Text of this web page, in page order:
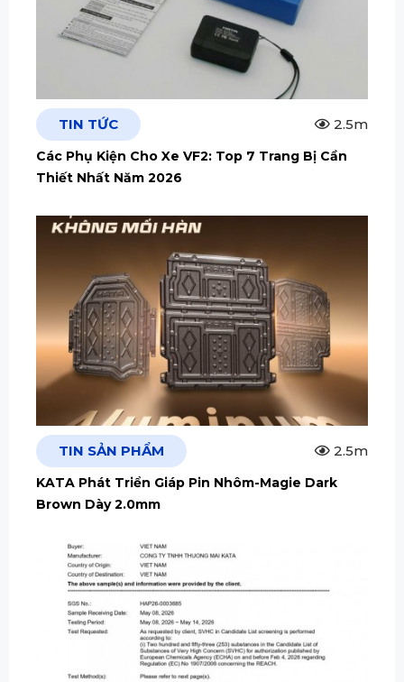
TIN TỨC 2.5m
Các Phụ Kiện Cho Xe VF2: Top 7 Trang Bị Cần
Thiết Nhất Năm 2026
TIN SẢN PHẨM 2.5m
KATA Phát Triển Giáp Pin Nhôm-Magie Dark
Brown Dày 2.0mm